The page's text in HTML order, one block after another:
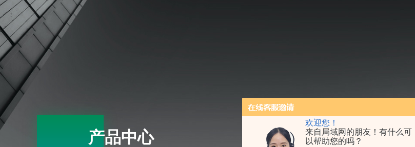
欢迎您！
来自局域网的朋友！有什么可
以帮助您的吗？
产品中心